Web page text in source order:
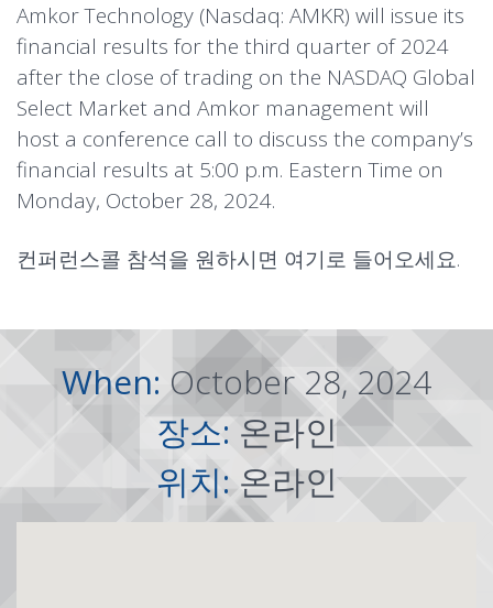
Amkor Technology (Nasdaq: AMKR) will issue its
financial results for the third quarter of 2024
after the close of trading on the NASDAQ Global
Select Market and Amkor management will
host a conference call to discuss the company’s
financial results at 5:00 p.m. Eastern Time on
Monday, October 28, 2024.
컨퍼런스콜 참석을 원하시면 여기로 들어오세요.
When:October 28, 2024
장소:온라인
위치:온라인